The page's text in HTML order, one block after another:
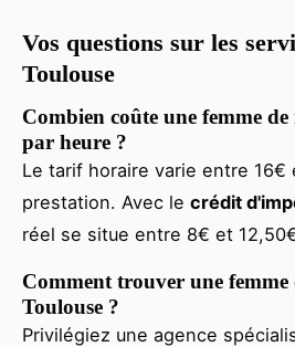
Vos questions sur les
Toulouse
Combien coûte une femme de
par heure ?
Le tarif horaire varie entre 16€
prestation. Avec le crédit
réel se situe entre 8€ et
Comment trouver une femme
Toulouse ?
Privilégiez une agence